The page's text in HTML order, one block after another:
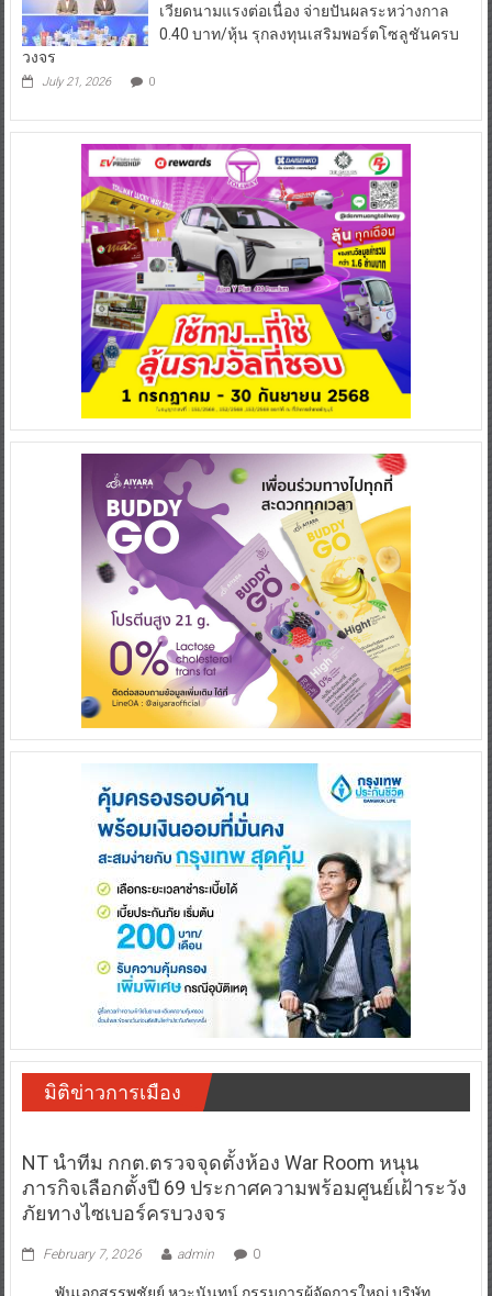
เวียดนามแรงต่อเนื่อง จ่ายปันผลระหว่างกาล
0.40 บาท/หุ้น รุกลงทุนเสริมพอร์ตโซลูชันครบ
วงจร
July 21, 2026 0
มิติข่าวการเมือง
NT นำทีม กกต.ตรวจจุดตั้งห้อง War Room หนุน
ภารกิจเลือกตั้งปี 69 ประกาศความพร้อมศูนย์เฝ้าระวัง
ภัยทางไซเบอร์ครบวงจร
February 7, 2026 admin 0
พันเอกสรรพชัยย์ หุวะนันทน์ กรรมการผู้จัดการใหญ่ บริษัท